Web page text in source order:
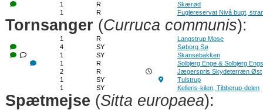
1 R
Skærød
1
R Fuglereservat Nivå bugt,
Tornsanger (Curruca communis):
1 R
Langstrup Mose
4
SY
Søborg Sø
1
SY
Skansebakken
1
R
Solbjerg Enge & Solbjerg
2
R
Jægerspris Skydeterræn Øst
1
SY
Tulstrup
1
SY Kelleris-kilen, Tibberup-delen
Spætmejse (Sitta europaea):